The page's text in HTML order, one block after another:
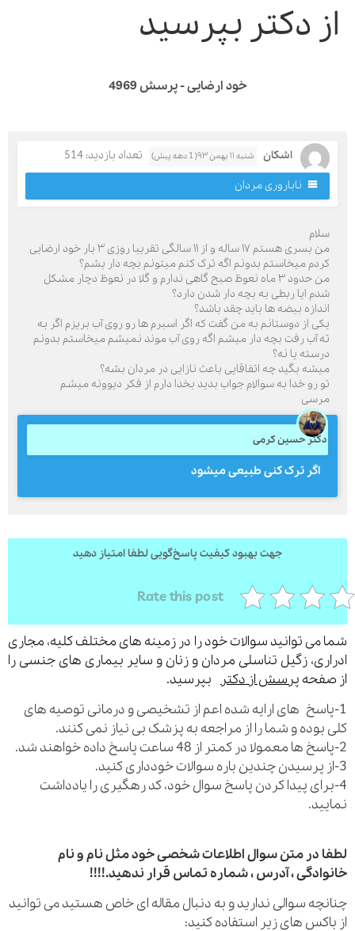
دکتر بپرسید
خود ارضایی - پرسش 4969
اشکان شنبه ۱۱ بهمن ۹۳( 1 دهه پیش)
تعداد بازدید: 514
ناباروری مردان
من بسری هستم ۱۷ ساله و از ۱۱ سالگی تقریبا روزی ۳ بار خود ارضایی
میخاستم بدونم اگه ترک کنم میتونم بچه دار بشم؟
من حدود ۳ ماه نعوظ صبح گاهی ندارم و گلا در نعوظ دچار مشکل
ایا ربطی به بچه دار شدن دارد؟
بیضه ها باید چقد باشد؟
از دوستانم به من گفت که اگر اسبرم ها رو روی آب بریزم اگر به
آب رفت بچه دار میشم اگه روی آب موند نمیشم میخاستم بدونم
یا نه؟
بگید چه اتفاقایی باعث نازایی در مردان بشه؟
رو خدا به سوالام جواب بدید بخدا دارم از فکر دیوونه میشم
دکتر حسین کرمی
اگر ترک کنی طبیعی میشود
جهت بهبود کیفیت پاسخ‌گویی لطفا امتیاز دهید
Rate this post
توانید سوالات خود را در زمینه های مختلف کلیه، مجاری
زگیل تناسلی مردان و زنان و سایر بیماری های جنسی را
پرسش از دکتربپرسید.
های ارایه شده اعم از تشخیصی و درمانی توصیه های
و شما را از مراجعه به پزشک بی نیاز نمی کنند.
پیدا کردن پاسخ سوال خود، کد رهگیری را یادداشت
در متن سوال اطلاعات شخصی خود مثل نام و نام
، آدرس ، شماره تماس قرار ندهید.!!!!
سوالی ندارید و به دنبال مقاله ای خاص هستید می توانید
های زیر استفاده کنید:
ارسال
قدرت گرفته از همیارسیستم